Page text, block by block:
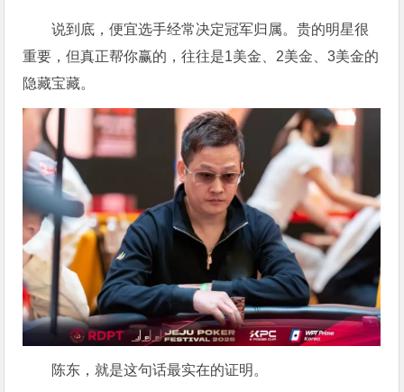
说到底，便宜选手经常决定冠军归属。贵的明星很
重要，但真正帮你赢的，往往是1美金、2美金、3美金的
隐藏宝藏。
陈东，就是这句话最实在的证明。